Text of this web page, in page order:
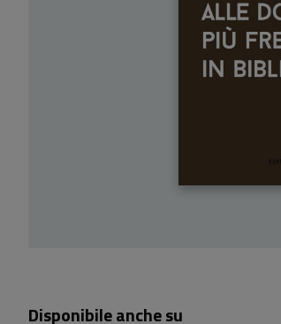
Disponibile anche su